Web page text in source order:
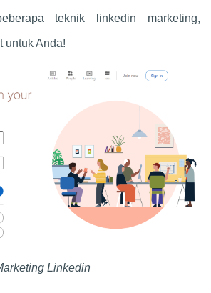
teknik linkedin marketing,
untuk Anda!
Linkedin